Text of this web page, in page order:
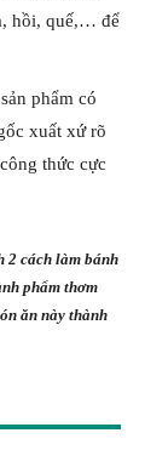
hồi, quế,… để
phẩm có
xuất xứ rõ
thức cực
2 cách làm bánh
phẩm thơm
ăn này thành